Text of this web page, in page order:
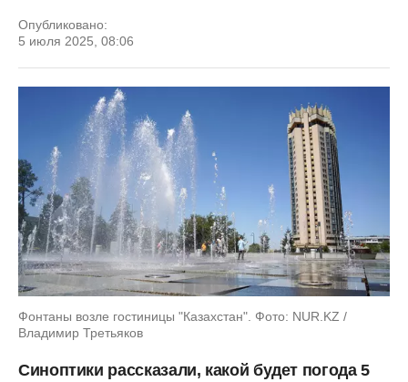
Опубликовано:
5 июля 2025, 08:06
Фонтаны возле гостиницы "Казахстан". Фото: NUR.KZ /
Владимир Третьяков
Синоптики рассказали, какой будет погода 5